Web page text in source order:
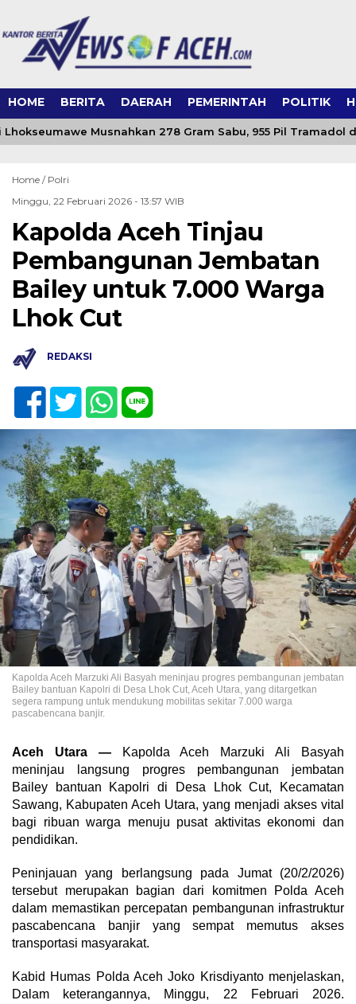
HOME BERITA DAERAH PEMERINTAH POLITIK
Musnahkan 278 Gram Sabu, 955 Pil Tramadol
Home / Polri
Minggu, 22 Februari 2026 - 13:57 WIB
Kapolda Aceh Tinjau
Pembangunan Jembatan
Bailey untuk 7.000 Warga
Lhok Cut
REDAKSI
Kapolda Aceh Marzuki Ali Basyah meninjau progres pembangunan jembatan
Bailey bantuan Kapolri di Desa Lhok Cut, Aceh Utara, yang ditargetkan
segera rampung untuk mendukung mobilitas sekitar 7.000 warga
pascabencana banjir.
Aceh Utara —Kapolda Aceh Marzuki Ali Basyah
meninjau langsung progres pembangunan jembatan
Bailey bantuan Kapolri di Desa Lhok Cut, Kecamatan
Sawang, Kabupaten Aceh Utara, yang menjadi akses vital
bagi ribuan warga menuju pusat aktivitas ekonomi dan
pendidikan.
Peninjauan yang berlangsung pada Jumat (20/2/2026)
tersebut merupakan bagian dari komitmen Polda Aceh
dalam memastikan percepatan pembangunan infrastruktur
pascabencana banjir yang sempat memutus akses
transportasi masyarakat.
Kabid Humas Polda Aceh Joko Krisdiyanto menjelaskan,
Dalam keterangannya, Minggu, 22 Februari 2026.